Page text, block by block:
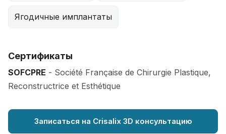
Ягодичные имплантаты
Сертификаты
SOFCPRE - Société Française de Chirurgie Plastique,
Reconstructrice et Esthétique
Записаться на Crisalix 3D консультацию